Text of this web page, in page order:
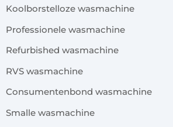
Koolborstelloze wasmachine
Professionele wasmachine
Refurbished wasmachine
RVS wasmachine
Consumentenbond wasmachine
Smalle wasmachine